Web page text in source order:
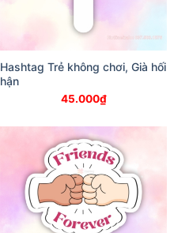
Hashtag Trẻ không chơi, Già hối
hận
45.000₫